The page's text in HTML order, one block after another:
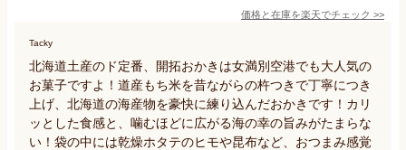
価格と在庫を楽天でチェック >>
Tacky
北海道土産のド定番、開拓おかきは女満別空港でも大人気の
お菓子ですよ！道産もち米を昔ながらの杵つきで丁寧につき
上げ、北海道の海産物を豪快に練り込んだおかきです！カリ
ッとした食感と、噛むほどに広がる海の幸の旨みがたまらな
い！袋の中には乾燥ホタテのヒモや昆布など、おつまみ感覚